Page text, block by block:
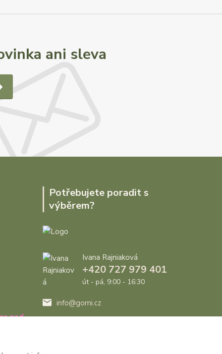
ani sleva
nad
Potřebujete poradit s
výběrem?
Ivana Rajniaková
+420 727 979 401
út - pá, 9:00 - 16:30
info@gomi.cz